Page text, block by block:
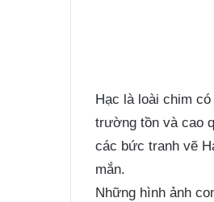
Hạc là loài chim
trường tồn và cao
các bức tranh vẽ
mắn.
Những hình ảnh